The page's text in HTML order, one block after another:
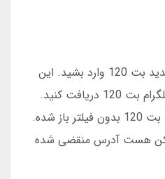
اولین کار اینه که به آدرس جدید بت 120 وارد بشید. این
آدرس رو می تونید از کانال تلگرام بت 120 دریافت کنید.
حتما مطمئن بشید که سایت بت 120 بدون فیلتر باز شده.
هست آدرس منقضی شده